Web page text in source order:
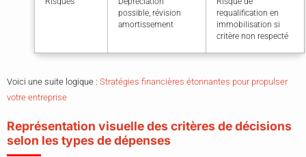
possible, révision
amortissement
requalification en
immobilisation si
critère non respecté
Voici une suite logique : Stratégies financières étonnantes pour propulser
votre entreprise
Représentation visuelle des critères de décisions
selon les types de dépenses